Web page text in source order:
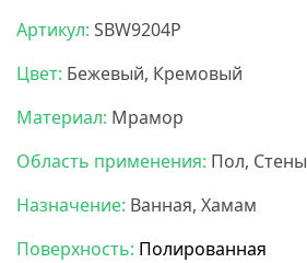
Артикул: SBW9204P
Цвет: Бежевый, Кремовый
Материал: Мрамор
Область применения: Пол, Стены
Назначение: Ванная, Хамам
Поверхность: Полированная